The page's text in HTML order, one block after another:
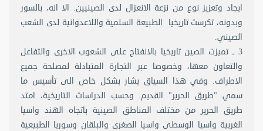
ايجاد وتعزيز نوع من نزعة الانعزال لدى الصينيين. الا انه، بالسور
وبدونه، تكرست تاريخيا الطبيعة السلمية واللاعدوانية لدى الشعب
الصيني.
3 ــ تميزت الصين تاريخيا بالانفتاح على الشعوب الاخرى والتفاعل
والتعاون معها، وخصوصا عبر التجارة المتبادلة لمصلحة جميع
الاطراف. وفي هذا السياق يشار بشكل خاص الى تأسيس ما
سمي "طريق الحرير" القديم. وحسب الدراسات التاريخية، امتد
طريق الحرير من مختلف المناطق الصينية باتجاه الهند واسيا
الغربية واسيا الوسطى واسيا الصغرى والبلقان وسوريا الطبيعية